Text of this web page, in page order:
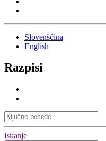
Slovenščina
English
Razpisi
Iskanje